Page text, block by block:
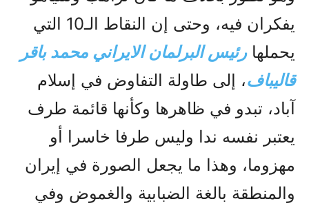
يفكران فيه، وحتى إن النقاط الـ10 التي
يحملهارئيس البرلمان الايراني محمد باقر
قاليباف، إلى طاولة التفاوض في إسلام
آباد، تبدو في ظاهرها وکأنها قائمة طرف
يعتبر نفسه ندا وليس طرفا خاسرا أو
مهزوما، وهذا ما يجعل الصورة في إيران
والمنطقة بالغة الضبابية والغموض وفي